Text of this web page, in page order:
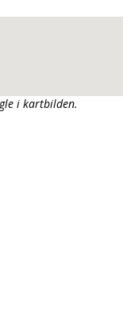
i kartbilden.